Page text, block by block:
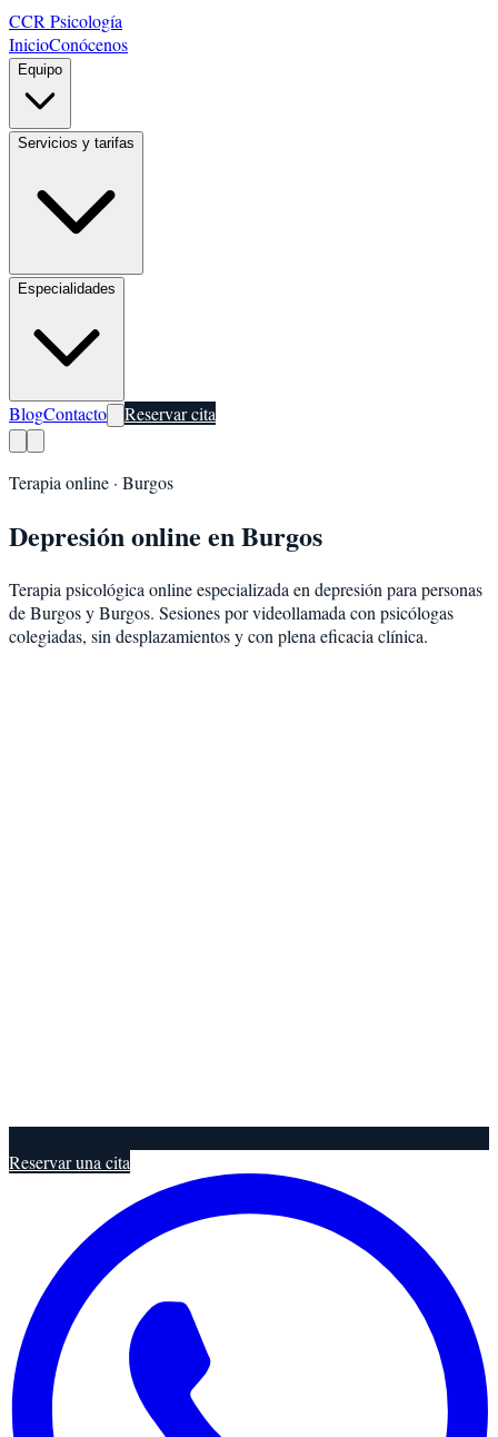
CCR Psicología
InicioConócenos
Equipo
Servicios y tarifas
Especialidades
BlogContacto Reservar cita
Terapia online · Burgos
Depresiónonline enBurgos
Terapia psicológica online especializada en depresión para personas
deBurgosyBurgos. Sesiones por videollamada con psicólogas
colegiadas, sin desplazamientos y con plena eficacia clínica.
Reservar una cita